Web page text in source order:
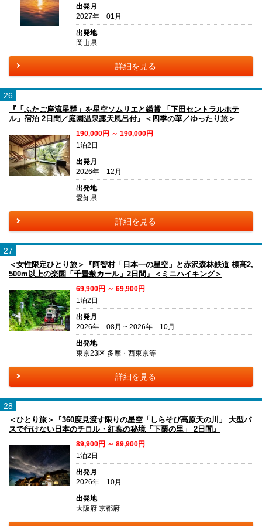
出発月
2027年 01月
出発地
岡山県
詳細を見る
26
『「ふたご座流星群」を星空ソムリエと鑑賞 「下田セントラルホテ
ル」宿泊 2日間／庭園温泉露天風呂付』＜四季の華／ゆったり旅＞
190,000円 ～ 190,000円
1泊2日
出発月
2026年 12月
出発地
愛知県
詳細を見る
27
＜女性限定ひとり旅＞『阿智村「日本一の星空」と赤沢森林鉄道 標高2,
500m以上の楽園「千畳敷カール」2日間』＜ミニハイキング＞
69,900円 ～ 69,900円
1泊2日
出発月
2026年 08月 ~ 2026年 10月
出発地
東京23区 多摩・西東京等
詳細を見る
28
＜ひとり旅＞『360度見渡す限りの星空「しらそび高原天の川」 大型バ
スで行けない日本のチロル・紅葉の秘境「下栗の里」 2日間』
89,900円 ～ 89,900円
1泊2日
出発月
2026年 10月
出発地
大阪府 京都府